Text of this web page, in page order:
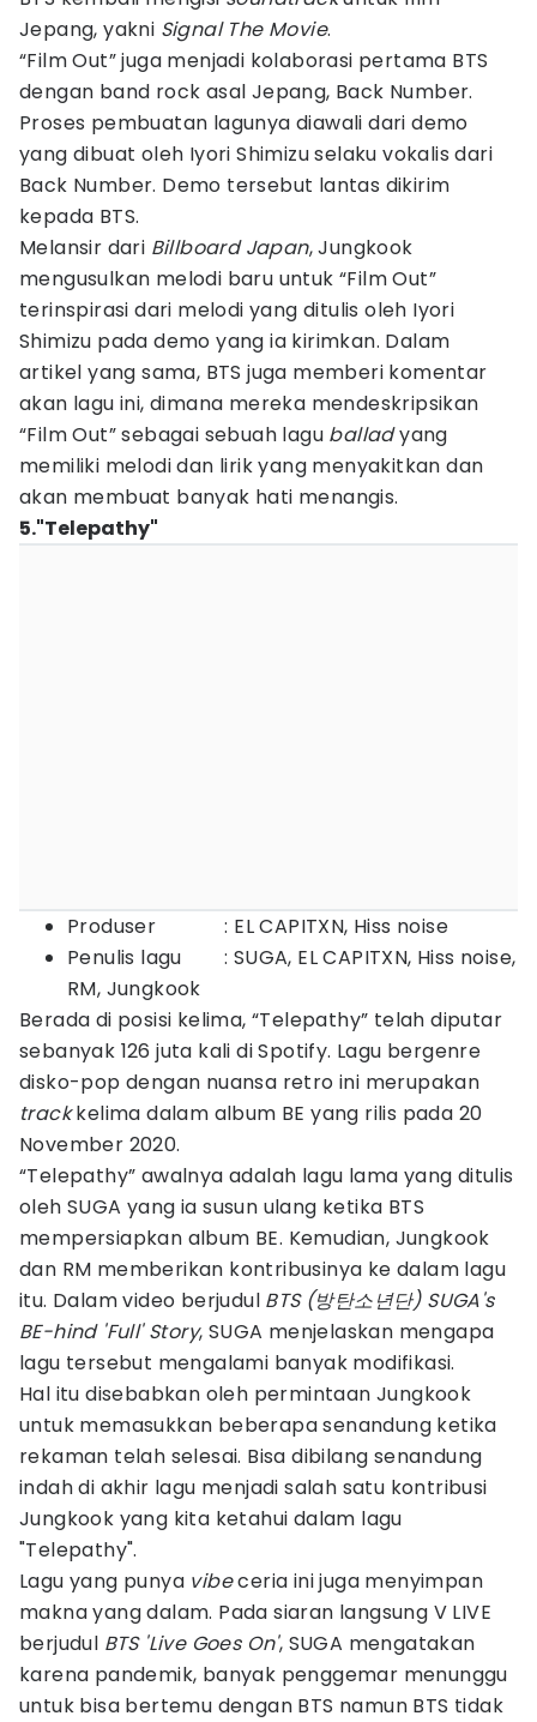
Jepang, yakni Signal The Movie.
“Film Out” juga menjadi kolaborasi pertama BTS
dengan band rock asal Jepang, Back Number.
Proses pembuatan lagunya diawali dari demo
yang dibuat oleh Iyori Shimizu selaku vokalis dari
Back Number. Demo tersebut lantas dikirim
kepada BTS.
Melansir dari Billboard Japan, Jungkook
mengusulkan melodi baru untuk “Film Out”
terinspirasi dari melodi yang ditulis oleh Iyori
Shimizu pada demo yang ia kirimkan. Dalam
artikel yang sama, BTS juga memberi komentar
akan lagu ini, dimana mereka mendeskripsikan
“Film Out” sebagai sebuah lagu balladyang
memiliki melodi dan lirik yang menyakitkan dan
akan membuat banyak hati menangis.
5."Telepathy"
Produser : EL CAPITXN, Hiss noise
Penulis lagu : SUGA, EL CAPITXN, Hiss noise,
RM, Jungkook
Berada di posisi kelima, “Telepathy” telah diputar
sebanyak 126 juta kali di Spotify. Lagu bergenre
disko-pop dengan nuansa retro ini merupakan
trackkelima dalam album BE yang rilis pada 20
November 2020.
“Telepathy” awalnya adalah lagu lama yang ditulis
oleh SUGA yang ia susun ulang ketika BTS
mempersiapkan album BE. Kemudian, Jungkook
dan RM memberikan kontribusinya ke dalam lagu
itu. Dalam video berjudul BTS (방탄소년단) SUGA's
BE-hind 'Full' Story, SUGA menjelaskan mengapa
lagu tersebut mengalami banyak modifikasi.
Hal itu disebabkan oleh permintaan Jungkook
untuk memasukkan beberapa senandung ketika
rekaman telah selesai. Bisa dibilang senandung
indah di akhir lagu menjadi salah satu kontribusi
Jungkook yang kita ketahui dalam lagu
"Telepathy".
Lagu yang punya vibeceria ini juga menyimpan
makna yang dalam. Pada siaran langsung V LIVE
berjudul BTS 'Live Goes On', SUGA mengatakan
karena pandemik, banyak penggemar menunggu
untuk bisa bertemu dengan BTS namun BTS tidak